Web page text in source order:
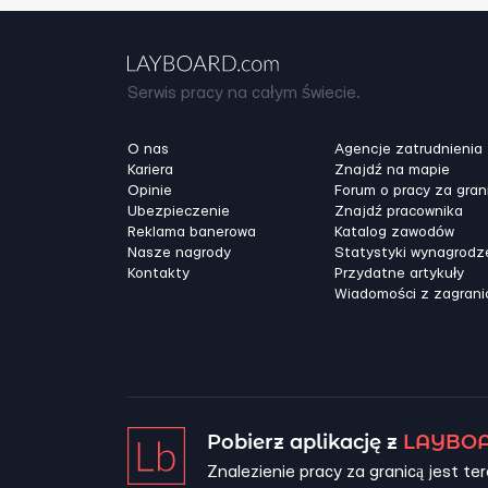
Serwis pracy na całym świecie.
O nas
Kariera
Opinie
Ubezpieczenie
Reklama banerowa
Nasze nagrody
Kontakty
Agencje zatrudnienia
Znajdź na mapie
Forum o pracy za
Znajdź pracownika
Katalog zawodów
Statystyki
Przydatne artykuły
Wiadomości z
Pobierz aplikację z
Znalezienie pracy za granicą jest